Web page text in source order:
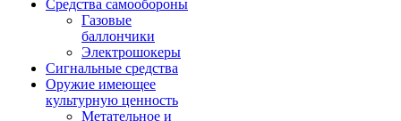
Средства самообороны
Газовые
баллончики
Электрошокеры
Сигнальные средства
Оружие имеющее
культурную ценность
Метательное и